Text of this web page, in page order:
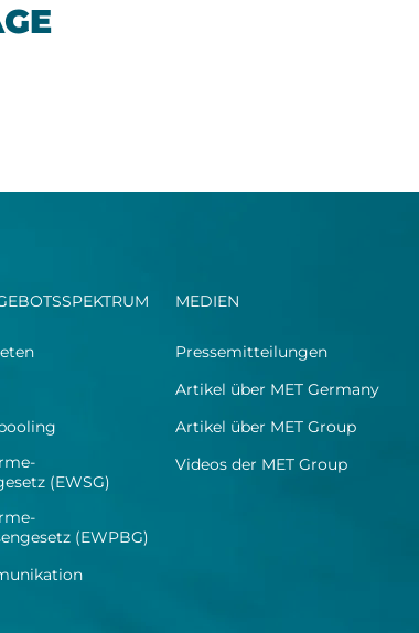
(EWSG)
(EWPBG)
MEDIEN
Pressemitteilungen
Artikel über MET Germany
Artikel über MET Group
Videos der MET Group